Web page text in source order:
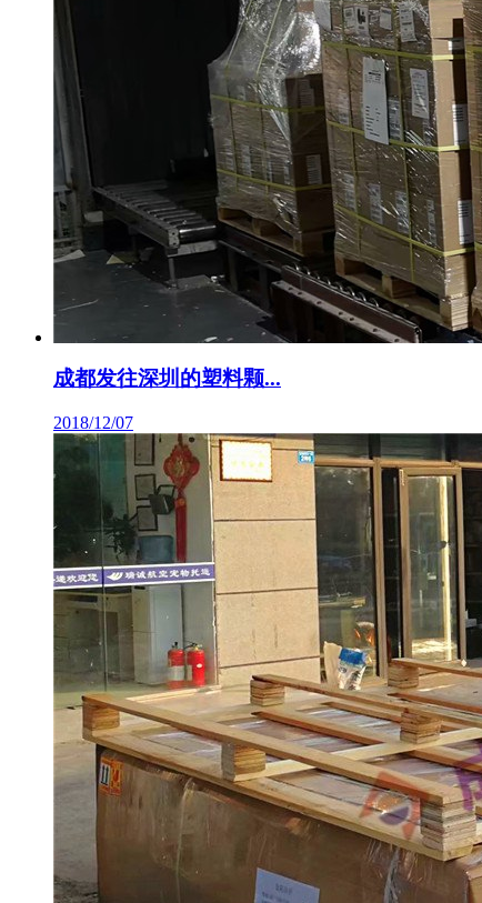
成都发往深圳的塑料颗...
2018/12/07